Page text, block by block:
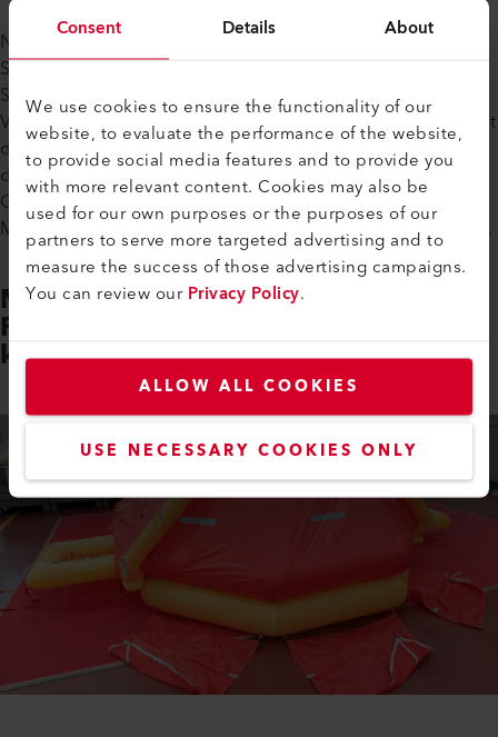
Consent Details About
We use cookies to ensure the functionality of our
website, to evaluate the performance of the website,
to provide social media features and to provide you
with more relevant content. Cookies may also be
used for our own purposes or the purposes of our
partners to serve more targeted advertising and to
measure the success of those advertising campaigns.
You can review ourPrivacy Policy.
ALLOW ALL COOKIES
USE NECESSARY COOKIES ONLY
Neben Überlappungs-, Kupplungs- und
Streifenschweissungen stellen Anwender:innen mit der
SEAMTEK 900 AT auch Säume (mit oder ohne
Verstärkungskeder) her. Der Touchscreen des Displays macht
die Bedienung der SEAMTEK 900 AT einfach. Das Einstellen
der Schweissparameter (Temperatur, Luftmenge und
Geschwindigkeit) funktioniert intuitiv und die
Maschinenleistung lässt sich via Display laufend überwachen.
Mehrarmsystem für hohe
Flexibilität beim Schweissen
komplexer Formen